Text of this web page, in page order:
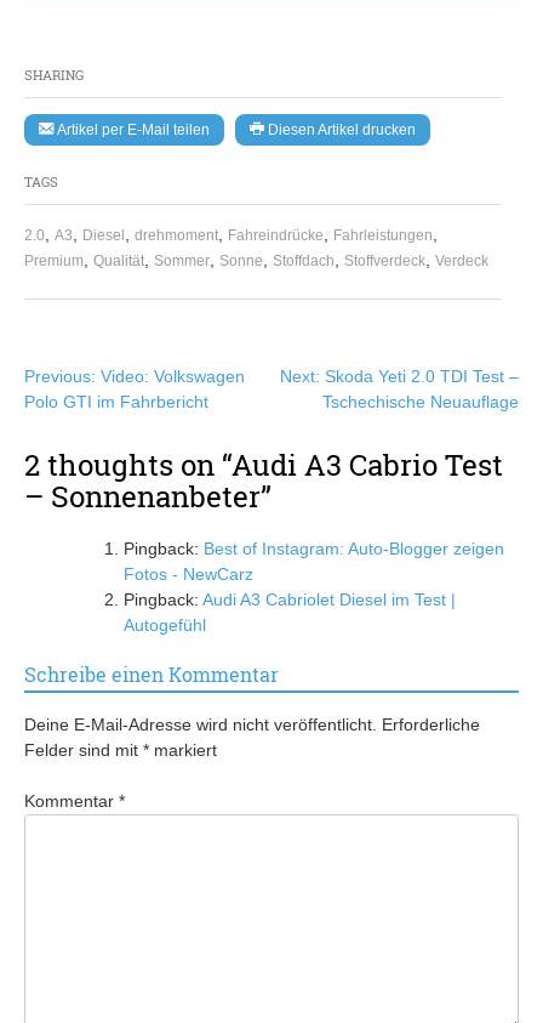
SHARING
Artikel per E-Mail teilen Diesen Artikel drucken
TAGS
2.0 A3 Diesel drehmoment Fahreindrücke Fahrleistungen
Premium Qualität Sommer Sonne Stoffdach Stoffverdeck Verdeck
Beitragsnavigation
Previous: Video: Volkswagen
Polo GTI im Fahrbericht
Next: Skoda Yeti 2.0 TDI Test –
Tschechische Neuauflage
2 thoughts on “Audi A3 Cabrio Test
– Sonnenanbeter”
Pingback: Best of Instagram: Auto-Blogger zeigen
Fotos - NewCarz
Pingback: Audi A3 Cabriolet Diesel im Test |
Autogefühl
Schreibe einen Kommentar
Deine E-Mail-Adresse wird nicht veröffentlicht. Erforderliche
Felder sind mit * markiert
Kommentar *